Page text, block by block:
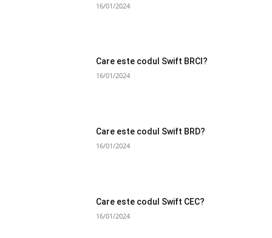
16/01/2024
Care este codul Swift BRCI?
16/01/2024
Care este codul Swift BRD?
16/01/2024
Care este codul Swift CEC?
16/01/2024